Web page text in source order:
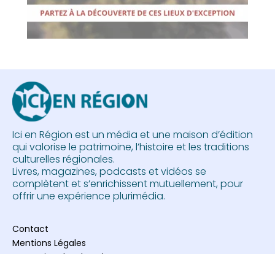
Ici en Région est un média et une maison d’édition
qui valorise le patrimoine, l’histoire et les traditions
culturelles régionales.
Livres, magazines, podcasts et vidéos se
complètent et s’enrichissent mutuellement, pour
offrir une expérience plurimédia.
Contact
Mentions Légales